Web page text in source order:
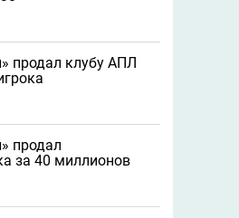
продал клубу АПЛ
продал
за 40 миллионов